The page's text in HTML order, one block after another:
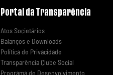
Portal da Transparência
Atos Societários
Balanços e Downloads
Política de Privacidade
Transparência Clube Social
Programa de Desenvolvimento